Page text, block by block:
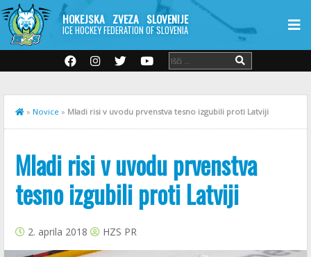
HOKEJSKA ZVEZA SLOVENIJE
ICE HOCKEY FEDERATION OF SLOVENIA
» Novice » Mladi risi v uvodu prvenstva tesno izgubili proti Latviji
Mladi risi v uvodu prvenstva
tesno izgubili proti Latviji
2. aprila 2018 HZS PR